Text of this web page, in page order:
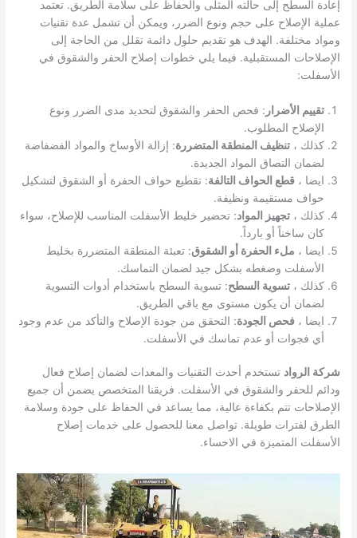
إعادة السطح إلى حالته المثلى والحفاظ على سلامة الطريق. تعتمد
عملية الإصلاح على حجم ونوع الضرر، ويمكن أن تشمل عدة تقنيات
ومواد مختلفة. الهدف هو تقديم حلول دائمة تقلل من الحاجة إلى
الإصلاحات المستقبلية. فيما يلي خطوات إصلاح الحفر والشقوق في
الأسفلت:
تقييم الأضرار : فحص الحفر والشقوق لتحديد مدى الضرر ونوع
الإصلاح المطلوب.
كذلك ،تنظيف المنطقة المتضررة: إزالة الأوساخ والمواد الفضفاضة
لضمان التصاق المواد الجديدة.
ايضا ،قطع الحواف التالفة: تقطيع حواف الحفرة أو الشقوق لتشكيل
حواف مستقيمة ونظيفة.
كذلك ،تجهيز المواد: تحضير خليط الأسفلت المناسب للإصلاح، سواء
كان ساخناً أو بارداً.
ايضا ، ملء الحفرة أو الشقوق: تعبئة المنطقة المتضررة بخليط
الأسفلت وضغطه بشكل جيد لضمان التماسك.
كذلك ،تسوية السطح: تسوية السطح باستخدام أدوات التسوية
لضمان أن يكون مستوى مع باقي الطريق.
ايضا ،فحص الجودة: التحقق من جودة الإصلاح والتأكد من عدم وجود
أي فجوات أو عدم تماسك في الأسفلت.
شركة الرواد تستخدم أحدث التقنيات والمعدات لضمان إصلاح فعال
ودائم للحفر والشقوق في الأسفلت. فريقنا المتخصص يضمن أن جميع
الإصلاحات تتم بكفاءة عالية، مما يساعد في الحفاظ على جودة وسلامة
الطرق لفترات طويلة. تواصل معنا للحصول على خدمات إصلاح
الأسفلت المتميزة في الاحساء.